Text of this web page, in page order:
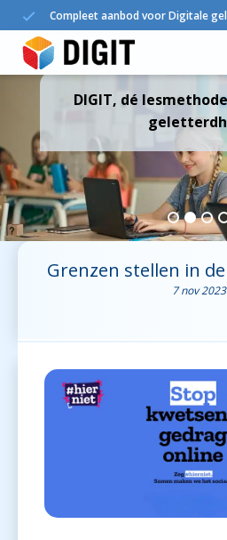
Compleet aanbod voor Digitale
DIGIT in het onderwijs
Agenda
DIGIT, dé
Grenzen stellen in
7 nov 2023